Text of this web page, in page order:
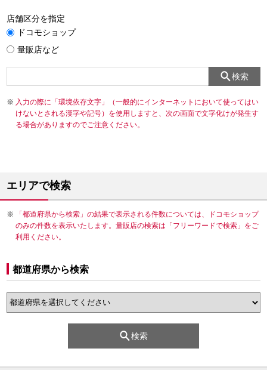
店舗区分を指定
ドコモショップ
量販店など
検索
入力の際に「環境依存文字」（一般的にインターネットにおいて使ってはい
けないとされる漢字や記号）を使用しますと、次の画面で文字化けが発生す
る場合がありますのでご注意ください。
エリアで検索
「都道府県から検索」の結果で表示される件数については、ドコモショップ
のみの件数を表示いたします。量販店の検索は「フリーワードで検索」をご
利用ください。
都道府県から検索
検索